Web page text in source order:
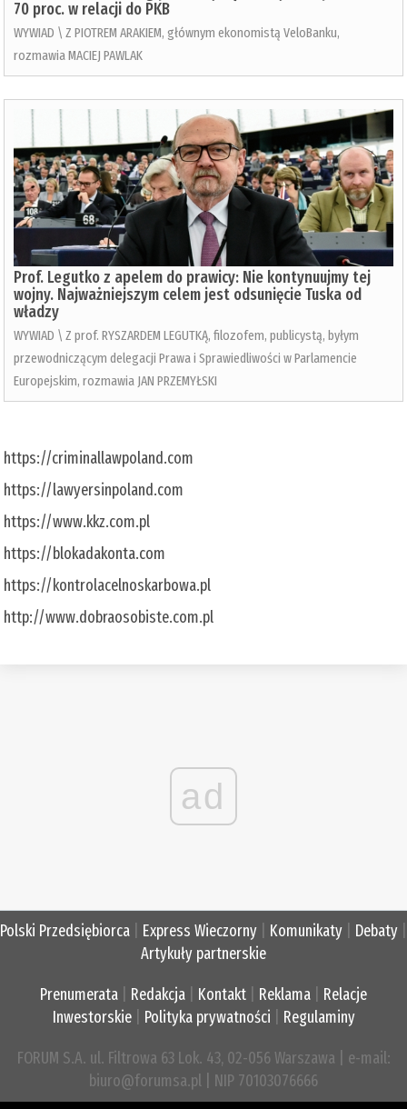
70 proc. w relacji do PKB
WYWIAD \ Z PIOTREM ARAKIEM, głównym ekonomistą VeloBanku,
rozmawia MACIEJ PAWLAK
Prof. Legutko z apelem do prawicy: Nie kontynuujmy tej
wojny. Najważniejszym celem jest odsunięcie Tuska od
władzy
WYWIAD \ Z prof. RYSZARDEM LEGUTKĄ, filozofem, publicystą, byłym
przewodniczącym delegacji Prawa i Sprawiedliwości w Parlamencie
Europejskim, rozmawia JAN PRZEMYŁSKI
https://criminallawpoland.com
https://lawyersinpoland.com
https://www.kkz.com.pl
https://blokadakonta.com
https://kontrolacelnoskarbowa.pl
http://www.dobraosobiste.com.pl
ad
Polski Przedsiębiorca Express Wieczorny Komunikaty Debaty
Artykuły partnerskie
Prenumerata Redakcja Kontakt Reklama
Relacje
Inwestorskie| Polityka prywatności Regulaminy
FORUM S.A. ul. Filtrowa 63 Lok. 43, 02-056 Warszawa | e-mail:
biuro@forumsa.pl | NIP 70103076666